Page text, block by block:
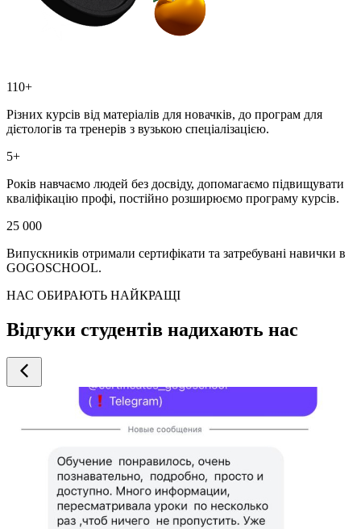
110+
Різних курсів від матеріалів для новачків, до програм для
дієтологів та тренерів з вузькою спеціалізацією.
5+
Років навчаємо людей без досвіду, допомагаємо підвищувати
кваліфікацію профі, постійно розширюємо програму курсів.
25 000
Випускників отримали сертифікати та затребувані навички в
GOGOSCHOOL.
НАС ОБИРАЮТЬ НАЙКРАЩІ
Відгуки студентів надихають нас